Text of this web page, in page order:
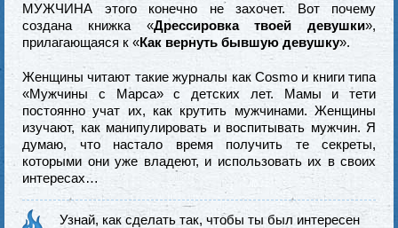
МУЖЧИНА этого конечно не захочет. Вот почему
создана книжка «Дрессировка твоей девушки»,
прилагающаяся к «Как вернуть бывшую девушку».
Женщины читают такие журналы как Cosmo и книги типа
«Мужчины с Марса» с детских лет. Мамы и тети
постоянно учат их, как крутить мужчинами. Женщины
изучают, как манипулировать и воспитывать мужчин. Я
думаю, что настало время получить те секреты,
которыми они уже владеют, и использовать их в своих
интересах…
Узнай, как сделать так, чтобы ты был интересен